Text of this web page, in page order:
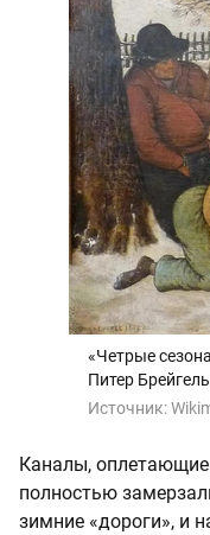
«Четрые
Питер
Источник:
Каналы, оплетающие
полностью
зимние «дороги», и